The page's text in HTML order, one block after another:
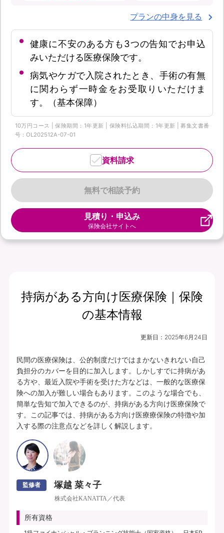
プランの中身を見る
健康に不安のある方も3つの告知でお申込
みいただける医療保険です。
病気やケガで入院されたとき、手術の有無
に関わらず一時金をお受取りいただけま
す。（基本保障）
10万円コース | 保険期間：1年更新 | 保険料払込期間：1年更新 | 募集文書番
号：OL202512A-07-01
無料で相談予約
資料請求
見積り・申込み
保険会社サイトへ
持病がある方向け医療保険｜保険
の基本情報
更新日： 2025年6月24日
民間の医療保険は、公的制度だけではまかないきれない自己
負担分のカバーを目的に加入します。しかしすでに持病があ
る方や、最近入院や手術を受けた方などは、一般的な医療保
険への加入が難しい場合もあります。このような場合でも、
簡単な告知で加入できるのが、持病がある方向け医療保険で
す。この記事では、持病がある方向け医療療保険の特徴や加
入する際の注意点などを詳しく解説します。
監修者 塚越 菜々子
株式会社KANATTA／代表
所有資格